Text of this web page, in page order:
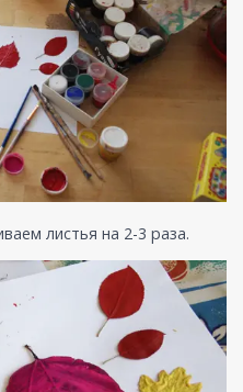
листья на 2-3 раза.